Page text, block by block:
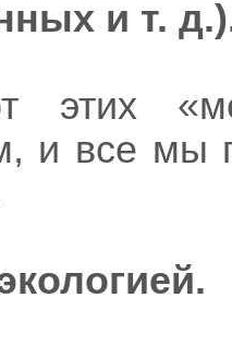
и т.
и все мы